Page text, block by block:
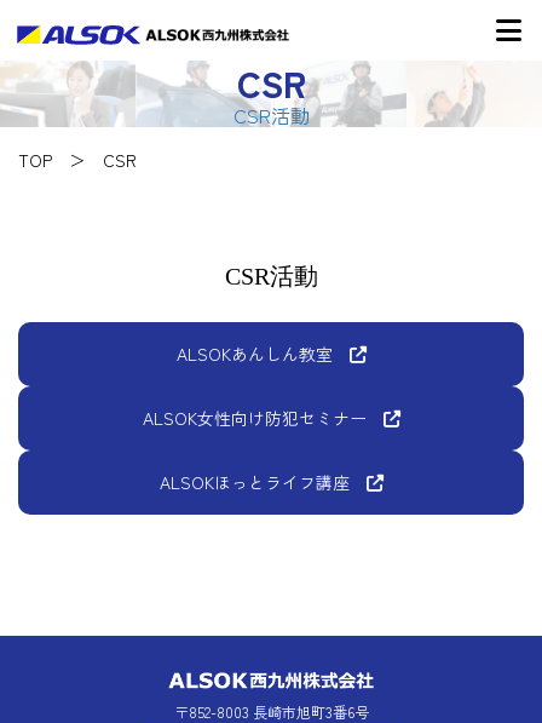
CSR
CSR活動
TOP CSR
CSR活動
ALSOKあんしん教室
ALSOK女性向け防犯セミナー
ALSOKほっとライフ講座
〒852-8003 長崎市旭町3番6号